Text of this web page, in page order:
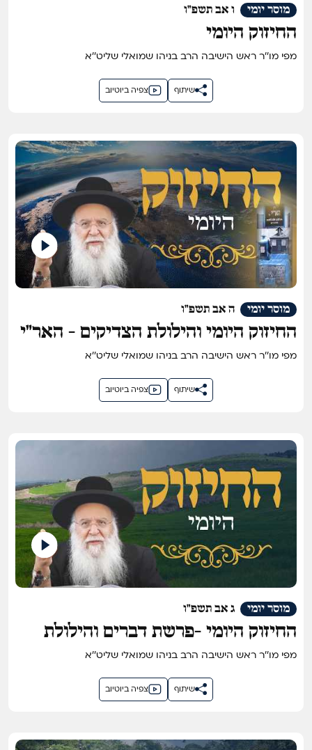
ו אב תשפ"ו מוסר יומי
החיזוק היומי
מפי מו''ר ראש הישיבה הרב בניהו שמואלי שליט''א
צפיה ביוטיוב שיתוף
ה אב תשפ"ו מוסר יומי
החיזוק היומי והילולת הצדיקים - האר"י
הקדוש, רבי אברהם חיון זי"ע
מפי מו''ר ראש הישיבה הרב בניהו שמואלי שליט''א
צפיה ביוטיוב שיתוף
ג אב תשפ"ו מוסר יומי
החיזוק היומי -פרשת דברים והילולת
הצדיקים זיע"א
מפי מו''ר ראש הישיבה הרב בניהו שמואלי שליט''א
צפיה ביוטיוב שיתוף